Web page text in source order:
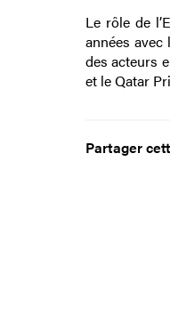
Le rôle de
années
des acteurs
et le Qatar
Partager